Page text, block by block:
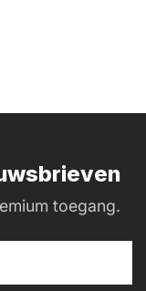
toegang.